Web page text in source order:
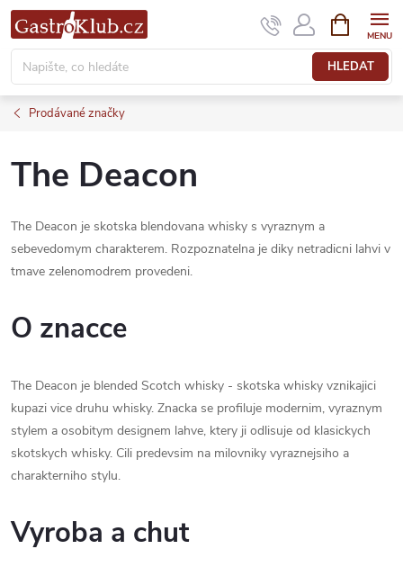
Přejít
na
obsah
HLEDAT
NÁKUPNÍ
KOŠÍK
Prodávané značky
The Deacon
The Deacon je skotska blendovana whisky s vyraznym a
sebevedomym charakterem. Rozpoznatelna je diky netradicni lahvi v
tmave zelenomodrem provedeni.
O znacce
The Deacon je blended Scotch whisky - skotska whisky vznikajici
kupazi vice druhu whisky. Znacka se profiluje modernim, vyraznym
stylem a osobitym designem lahve, ktery ji odlisuje od klasickych
skotskych whisky. Cili predevsim na milovniky vyraznejsiho a
charakterniho stylu.
Vyroba a chut